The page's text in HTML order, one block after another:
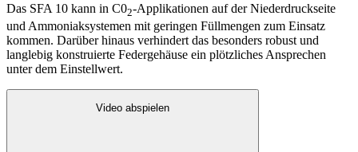
Das SFA 10 kann in C02-Applikationen auf der Niederdruckseite
und Ammoniaksystemen mit geringen Füllmengen zum Einsatz
kommen. Darüber hinaus verhindert das besonders robust und
langlebig konstruierte Federgehäuse ein plötzliches Ansprechen
unter dem Einstellwert.
Video abspielen